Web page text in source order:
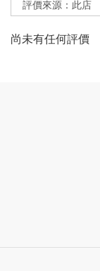
尚未有任何評價